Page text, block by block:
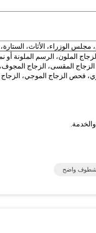
الوزراء، الأثاث، الستارة،
الملون، الرسم الملونة أو
المقسى، الزجاج
فحص الزجاج الموجي، الزجاج
واضح